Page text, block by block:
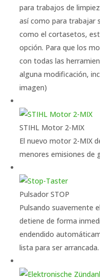
para trabajos de
así como para trabajar
como el cortasetos,
opción. Para que los
con todas las
alguna modificación,
imagen)
STIHL Motor 2-MIX
El nuevo motor 2-MIX
menores emisiones de
Pulsador STOP
Pulsando suavemente
detiene de forma
endendido
lista para ser